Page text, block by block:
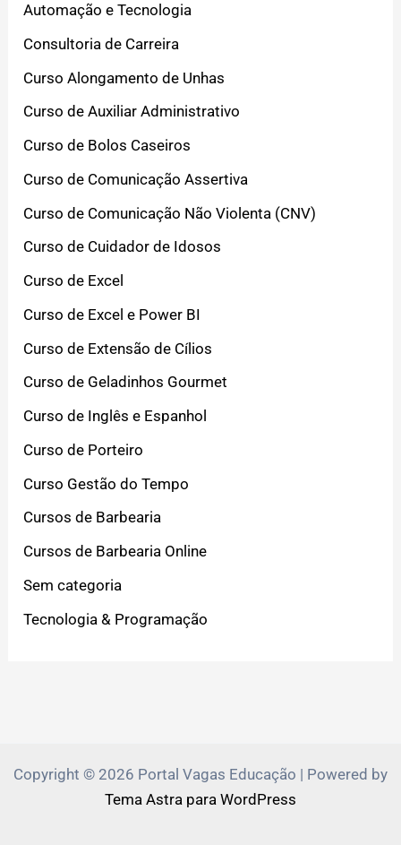
Automação e Tecnologia
Consultoria de Carreira
Curso Alongamento de Unhas
Curso de Auxiliar Administrativo
Curso de Bolos Caseiros
Curso de Comunicação Assertiva
Curso de Comunicação Não Violenta (CNV)
Curso de Cuidador de Idosos
Curso de Excel
Curso de Excel e Power BI
Curso de Extensão de Cílios
Curso de Geladinhos Gourmet
Curso de Inglês e Espanhol
Curso de Porteiro
Curso Gestão do Tempo
Cursos de Barbearia
Cursos de Barbearia Online
Sem categoria
Tecnologia & Programação
Copyright © 2026 Portal Vagas Educação | Powered by
Tema Astra para WordPress